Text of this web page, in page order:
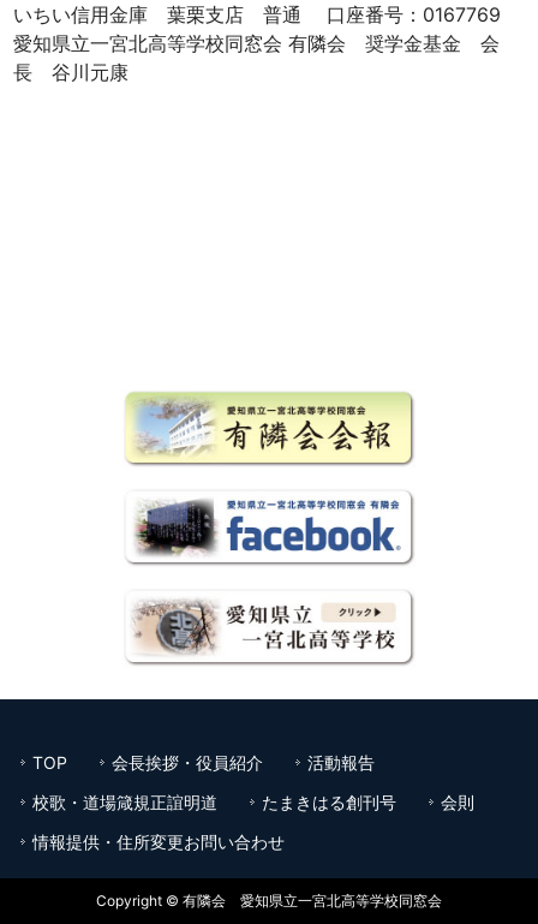
いちい信用金庫 葉栗支店 普通 口座番号：0167769
愛知県立一宮北高等学校同窓会 有隣会 奨学金基金 会
長 谷川元康
TOP 会長挨拶・役員紹介
活動報告
校歌・道場箴規正誼明道
たまきはる創刊号
会則
情報提供・住所変更お問い合わせ
Copyright © 有隣会 愛知県立一宮北高等学校同窓会